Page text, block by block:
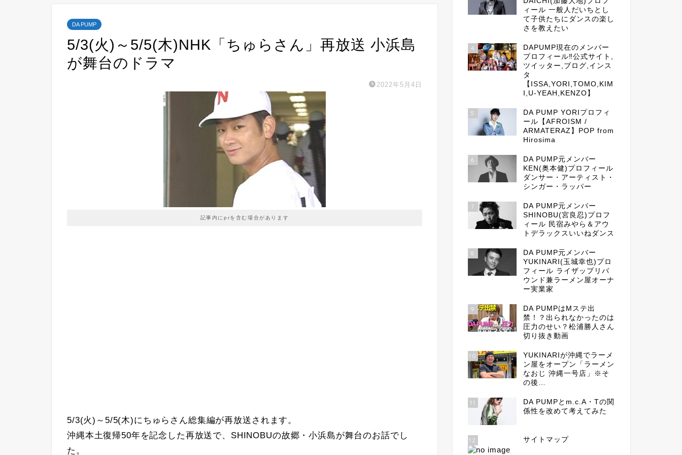
DA PUMP
5/3(火)～5/5(木)NHK「ちゅらさん」再放送 小浜島
が舞台のドラマ
2022年5月4日
記事内にprを含む場合があります
5/3(火)～5/5(木)にちゅらさん総集編が再放送されます。
沖縄本土復帰50年を記念した再放送で、SHINOBUの故郷・小浜島が舞台のお話でし
た。
ィール 一般人だいちとし
て子供たちにダンスの楽し
さを教えたい
4
DAPUMP現在のメンバー
プロフィール‼公式サイト,
ツイッター,ブログ,インス
タ
【ISSA,YORI,TOMO,KIM
I,U-YEAH,KENZO】
5
DA PUMP YORIプロフィ
ール【AFROISM /
ARMATERAZ】POP from
Hirosima
6
DA PUMP元メンバー
KEN(奥本健)プロフィール
ダンサー・アーティスト・
シンガー・ラッパー
7
DA PUMP元メンバー
SHINOBU(宮良忍)プロフ
ィール 民宿みやら＆アウ
トデラックスいいねダンス
8
DA PUMP元メンバー
YUKINARI(玉城幸也)プロ
フィール ライザップリバ
ウンド兼ラーメン屋オーナ
ー実業家
9
DA PUMPはMステ出
禁！？出られなかったのは
圧力のせい？松浦勝人さん
切り抜き動画
10
YUKINARIが沖縄でラーメ
ン屋をオープン「ラーメン
なおじ 沖縄一号店」※そ
の後…
11
DA PUMPとm.c.A・Tの関
係性を改めて考えてみた
12 サイトマップ